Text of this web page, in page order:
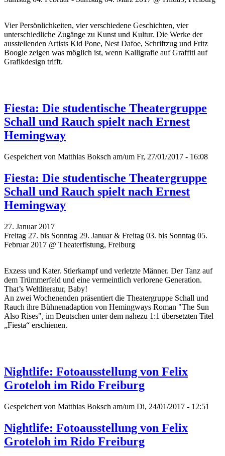
Vier Persönlichkeiten, vier verschiedene Geschichten, vier
unterschiedliche Zugänge zu Kunst und Kultur. Die Werke der
ausstellenden Artists Kid Pone, Nest Dafoe, Schriftzug und Fritz
Boogie zeigen was möglich ist, wenn Kalligrafie auf Graffiti auf
Grafikdesign trifft.
Fiesta: Die studentische Theatergruppe
Schall und Rauch spielt nach Ernest
Hemingway
Gespeichert von Matthias Boksch am/um Fr, 27/01/2017 - 16:08
Fiesta: Die studentische Theatergruppe
Schall und Rauch spielt nach Ernest
Hemingway
27. Januar 2017
Freitag 27. bis Sonntag 29. Januar & Freitag 03. bis Sonntag 05.
Februar 2017 @ Theaterfistung, Freiburg
Exzess und Kater. Stierkampf und verletzte Männer. Der Tanz auf
dem Trümmerfeld und eine vermeintlich verlorene Generation.
That’s Weltliteratur, Baby!
An zwei Wochenenden präsentiert die Theatergruppe Schall und
Rauch ihre Bühnenadaption von Hemingways Roman "The Sun
Also Rises", im Deutschen unter dem nahezu 1:1 übersetzten Titel
„Fiesta“ erschienen.
Nightlife: Fotoausstellung von Felix
Groteloh im Rido Freiburg
Gespeichert von Matthias Boksch am/um Di, 24/01/2017 - 12:51
Nightlife: Fotoausstellung von Felix
Groteloh im Rido Freiburg